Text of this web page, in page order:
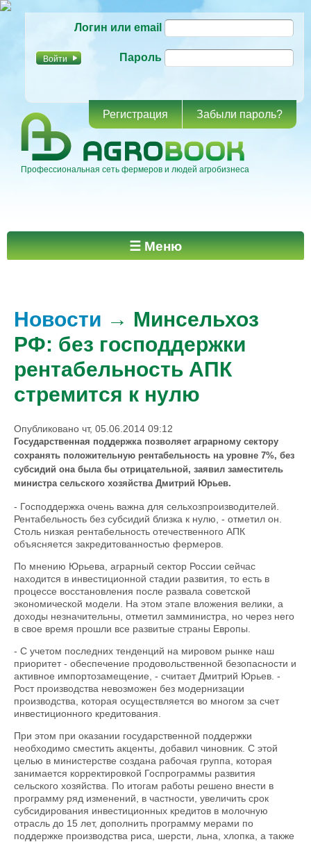
основному
Логин или email
Пароль
Регистрация Забыли пароль?
Профессиональная сеть фермеров и людей агробизнеса
Главное меню ☰ Меню
Новости → Минсельхоз
РФ: без господдержки
рентабельность АПК
стремится к нулю
Опубликовано чт, 05.06.2014 09:12
Государственная поддержка позволяет аграрному сектору
сохранять положительную рентабельность на уровне 7%, без
субсидий она была бы отрицательной, заявил заместитель
министра сельского хозяйства Дмитрий Юрьев.
- Господдержка очень важна для сельхозпроизводителей.
Рентабельность без субсидий близка к нулю, - отметил он.
Столь низкая рентабельность отечественного АПК
объясняется закредитованностью фермеров.
По мнению Юрьева, аграрный сектор России сейчас
находится в инвестиционной стадии развития, то есть в
процессе восстановления после развала советской
экономической модели. На этом этапе вложения велики, а
доходы незначительны, отметил замминистра, но через него
в свое время прошли все развитые страны Европы.
- С учетом последних тенденций на мировом рынке наш
приоритет - обеспечение продовольственной безопасности и
активное импортозамещение, - считает Дмитрий Юрьев. -
Рост производства невозможен без модернизации
производства, которая осуществляется во многом за счет
инвестиционного кредитования.
При этом при оказании государственной поддержки
необходимо сместить акценты, добавил чиновник. С этой
целью в министерстве создана рабочая группа, которая
занимается корректировкой Госпрограммы развития
сельского хозяйства. По итогам работы решено внести в
программу ряд изменений, в частности, увеличить срок
субсидирования инвестиционных кредитов в молочную
отрасль до 15 лет, дополнить программу мерами по
поддержке производства риса, шерсти, льна, хлопка, а также